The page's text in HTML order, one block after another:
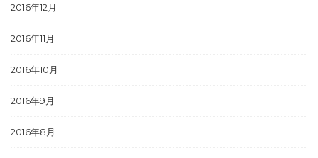
2016年12月
2016年11月
2016年10月
2016年9月
2016年8月